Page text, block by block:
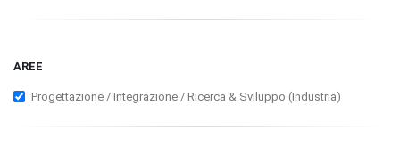
AREE
Progettazione / Integrazione / Ricerca & Sviluppo (Industria)